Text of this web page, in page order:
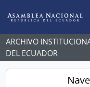
ARCHIVO
DEL ECUADOR